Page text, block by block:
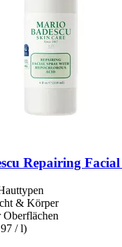
Repairing
& Körper
/ l)